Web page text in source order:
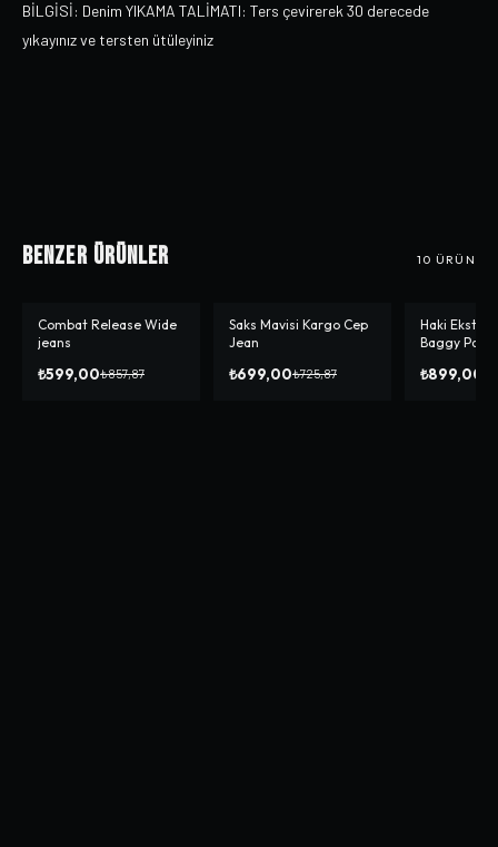
BİLGİSİ: Denim YIKAMA TALİMATI: Ters çevirerek 30 derecede
yıkayınız ve tersten ütüleyiniz
Benzer Ürünler 10 ÜRÜN
-%30
Combat Release Wide
jeans
₺599,00₺857,87
-%4
Saks Mavisi Kargo Cep
Jean
₺699,00₺725,87
Haki Ekstra
Baggy
₺899,00